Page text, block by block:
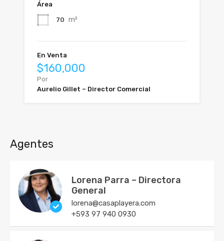
Área
70 m²
En Venta
$160,000
Por
Aurelio Gillet – Director Comercial
Agentes
Lorena Parra – Directora
General
lorena@casaplayera.com
+593 97 940 0930